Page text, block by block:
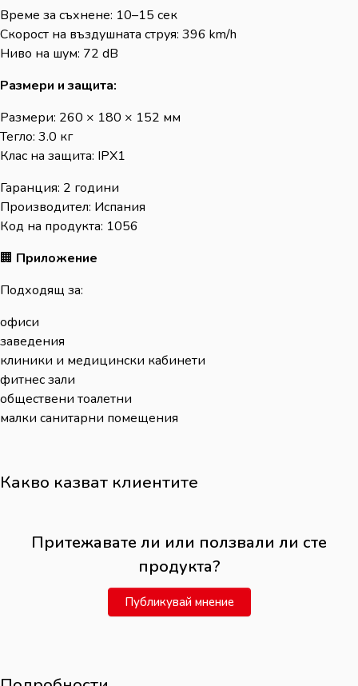
Време за съхнене: 10–15 сек
Скорост на въздушната струя: 396 km/h
Ниво на шум: 72 dB
Размери и защита:
Размери: 260 × 180 × 152 мм
Тегло: 3.0 кг
Клас на защита: IPX1
Гаранция: 2 години
Производител: Испания
Код на продукта: 1056
🏢 Приложение
Подходящ за:
офиси
заведения
клиники и медицински кабинети
фитнес зали
обществени тоалетни
малки санитарни помещения
Какво казват клиентите
Притежавате ли или ползвали ли сте
продукта?
Публикувай мнение